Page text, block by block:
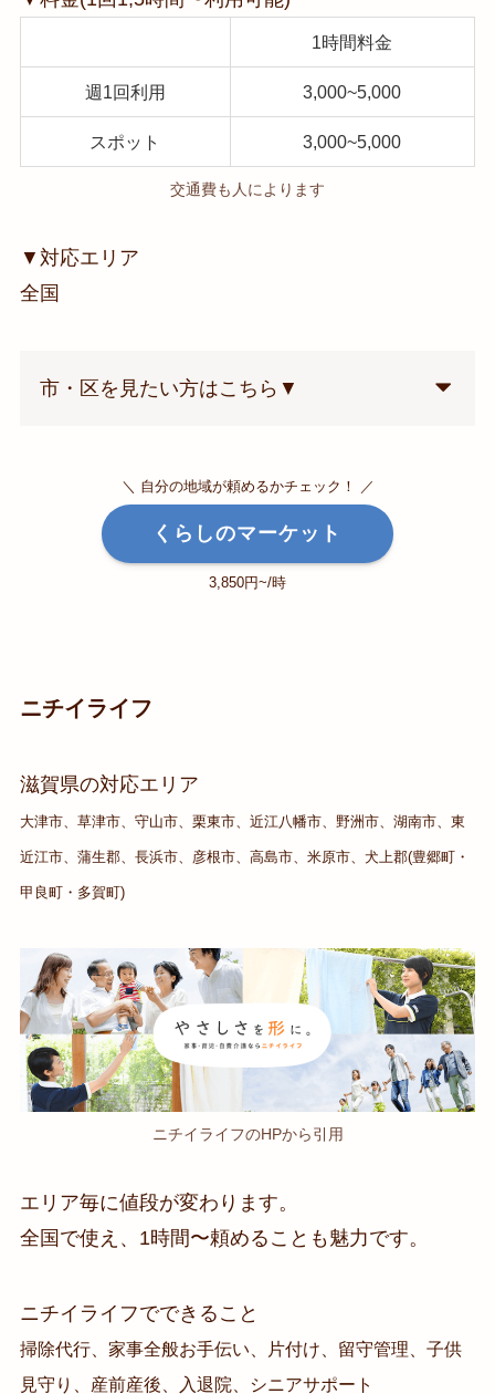
1時間料金
週1回利用 3,000~5,000
スポット 3,000~5,000
交通費も人によります
▼対応エリア
全国
市・区を見たい方はこちら▼
＼ 自分の地域が頼めるかチェック！ ／
くらしのマーケット
3,850円~/時
ニチイライフ
滋賀県の対応エリア
大津市、草津市、守山市、栗東市、近江八幡市、野洲市、湖南市、東
近江市、蒲生郡、長浜市、彦根市、高島市、米原市、犬上郡(豊郷町・
甲良町・多賀町)
ニチイライフのHPから引用
エリア毎に値段が変わります。
全国で使え、1時間〜頼めることも魅力です。
ニチイライフでできること
掃除代行、家事全般お手伝い、片付け、留守管理、子供
見守り、産前産後、入退院、シニアサポート